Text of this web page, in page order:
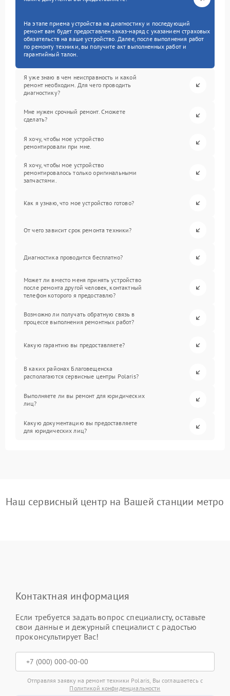
На этапе приема устройства на диагностику и последующий
ремонт вам будет предоставлен заказ-наряд с указанием страховых
обязательств на ваше устройство. Далее, после выполнения работ
по ремонту техники, вы получите акт выполненных работ и
гарантийный талон.
Я уже знаю в чем неисправность и какой
ремонт необходим. Для чего проводить
диагностику?
Мне нужен срочный ремонт. Сможете
сделать?
Я хочу, чтобы мое устройство
ремонтировали при мне.
Я хочу, чтобы мое устройство
ремонтировалось только оригинальными
запчастями.
Как я узнаю, что мое устройство готово?
От чего зависит срок ремонта техники?
Диагностика проводится бесплатно?
Может ли вместо меня принять устройство
после ремонта другой человек, контактный
телефон которого я предоставлю?
Возможно ли получать обратную связь в
процессе выполнения ремонтных работ?
Какую гарантию вы предоставляете?
В каких районах Благовещенска
располагаются сервисные центры Polaris?
Выполняете ли вы ремонт для юридических
лиц?
Какую документацию вы предоставляете
для юридических лиц?
Наш сервисный центр на Вашей станции метро
Контактная информация
Если требуется задать вопрос специалисту, оставьте
свои данные и дежурный специалист с радостью
проконсультирует Вас!
Отправляя заявку на ремонт техники Polaris, Вы соглашаетесь с
Политикой конфиденциальности